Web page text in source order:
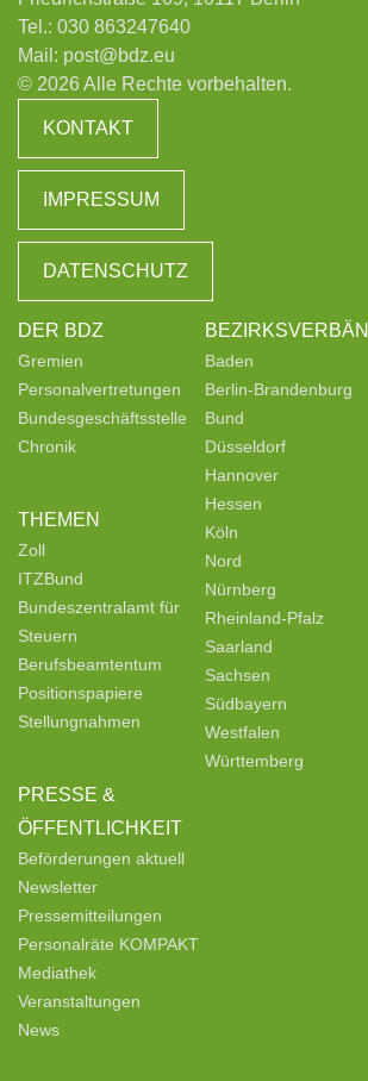
Tel.: 030 863247640
Mail: post@bdz.eu
© 2026 Alle Rechte vorbehalten.
KONTAKT
IMPRESSUM
DATENSCHUTZ
DER BDZ
Gremien
Personalvertretungen
Bundesgeschäftsstelle
Chronik
THEMEN
Zoll
ITZBund
Bundeszentralamt für
Steuern
Berufsbeamtentum
Positionspapiere
Stellungnahmen
PRESSE &
ÖFFENTLICHKEIT
Beförderungen aktuell
Newsletter
Pressemitteilungen
Personalräte KOMPAKT
Mediathek
Veranstaltungen
News
Baden
Berlin-Brandenburg
Bund
Düsseldorf
Hannover
Hessen
Köln
Nord
Nürnberg
Rheinland-Pfalz
Saarland
Sachsen
Südbayern
Westfalen
Württemberg